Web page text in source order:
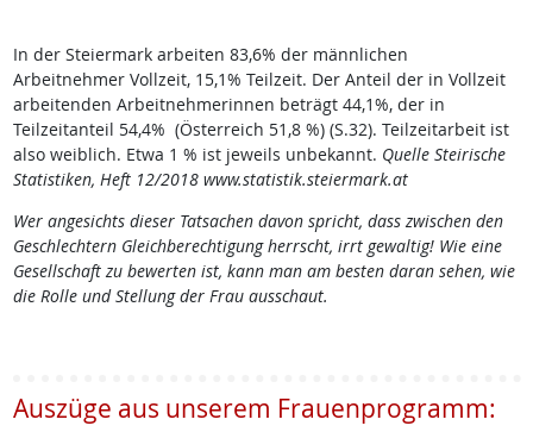
In der Steiermark arbeiten 83,6% der männlichen
Arbeitnehmer Vollzeit, 15,1% Teilzeit. Der Anteil der in Vollzeit
arbeitenden Arbeitnehmerinnen beträgt 44,1%, der in
Teilzeitanteil 54,4% (Österreich 51,8 %) (S.32). Teilzeitarbeit ist
also weiblich. Etwa 1 % ist jeweils unbekannt. Quelle Steirische
Statistiken, Heft 12/2018 www.statistik.steiermark.at
Wer angesichts dieser Tatsachen davon spricht, dass zwischen den
Geschlechtern Gleichberechtigung herrscht, irrt gewaltig! Wie eine
Gesellschaft zu bewerten ist, kann man am besten daran sehen, wie
die Rolle und Stellung der Frau ausschaut.
Auszüge aus unserem Frauenprogramm: